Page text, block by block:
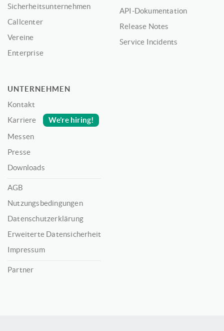
Sicherheitsunternehmen
Callcenter
Vereine
Enterprise
API-Dokumentation
Release Notes
Service Incidents
UNTERNEHMEN
Kontakt
Karriere
We’re hiring!
Messen
Presse
Downloads
AGB
Nutzungsbedingungen
Datenschutzerklärung
Erweiterte Datensicherheit
Impressum
Partner